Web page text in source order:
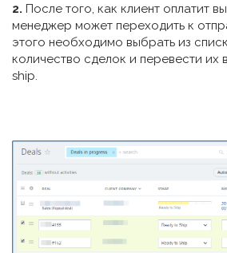
2. После того, как клиент оплатит
менеджер может переходить к
этого необходимо выбрать из
количество сделок и перевести их
ship.